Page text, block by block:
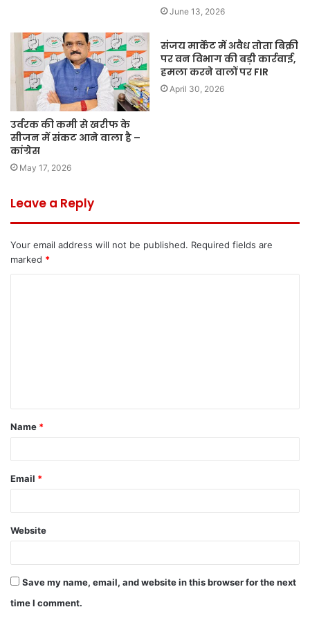
June 13, 2026
उर्वरक की कमी से खरीफ के
सीजन में संकट आने वाला है –
कांग्रेस
May 17, 2026
संजय मार्केट में अवैध तोता बिक्री
पर वन विभाग की बड़ी कार्रवाई,
हमला करने वालों पर FIR
April 30, 2026
Leave a Reply
Your email address will not be published. Required fields are
marked *
t
*
Name *
Email *
Website
Save my name, email, and website in this browser for the next
time I comment.